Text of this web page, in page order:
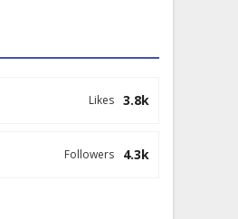
3.8k
Likes
4.3k
Followers